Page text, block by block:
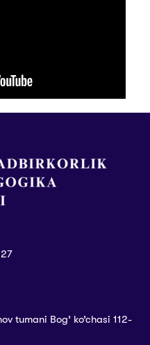
tumani Bog’ ko’chasi 112-